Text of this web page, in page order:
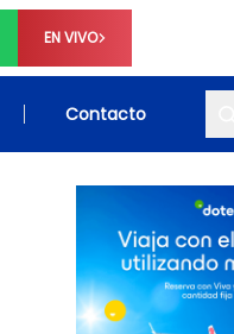
EN VIVO
Contacto